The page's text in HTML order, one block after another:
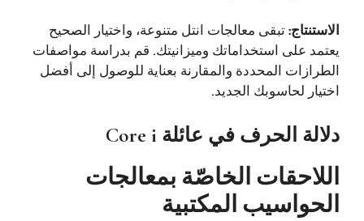
الاستنتاج:تبقى معالجات انتل متنوعة، واختيار الصحيح
يعتمد على استخداماتك وميزانيتك. قم بدراسة مواصفات
الطرازات المحددة والمقارنة بعناية للوصول إلى أفضل
اختيار لحاسوبك الجديد.
دلالة الحرف في عائلة Core i
اللاحقات الخاصّة بمعالجات
الحواسيب المكتبية